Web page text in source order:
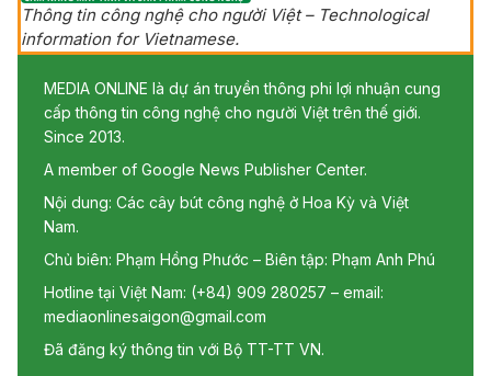
Thông tin công nghệ cho người Việt – Technological
information for Vietnamese.
MEDIA ONLINE là dự án truyền thông phi lợi nhuận cung
cấp thông tin công nghệ cho người Việt trên thế giới.
Since 2013.
A member of Google News Publisher Center.
Nội dung: Các cây bút công nghệ ở Hoa Kỳ và Việt
Nam.
Chủ biên: Phạm Hồng Phước – Biên tập: Phạm Anh Phú
Hotline tại Việt Nam: (+84) 909 280257 – email:
mediaonlinesaigon@gmail.com
Đã đăng ký thông tin với Bộ TT-TT VN.